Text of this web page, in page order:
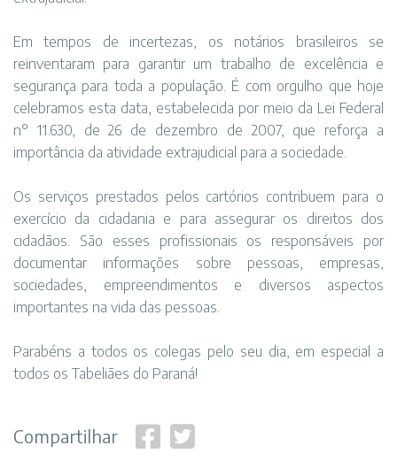
Em tempos de incertezas, os notários brasileiros se
reinventaram para garantir um trabalho de excelência e
segurança para toda a população. É com orgulho que hoje
celebramos esta data, estabelecida por meio da Lei Federal
n° 11.630, de 26 de dezembro de 2007, que reforça a
importância da atividade extrajudicial para a sociedade.
Os serviços prestados pelos cartórios contribuem para o
exercício da cidadania e para assegurar os direitos dos
cidadãos. São esses profissionais os responsáveis por
documentar informações sobre pessoas, empresas,
sociedades, empreendimentos e diversos aspectos
importantes na vida das pessoas.
Parabéns a todos os colegas pelo seu dia, em especial a
todos os Tabeliães do Paraná!
Compartilhar